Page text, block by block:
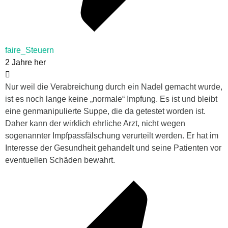
faire_Steuern
2 Jahre her
Nur weil die Verabreichung durch ein Nadel gemacht wurde,
ist es noch lange keine „normale“ Impfung. Es ist und bleibt
eine genmanipulierte Suppe, die da getestet worden ist.
Daher kann der wirklich ehrliche Arzt, nicht wegen
sogenannter Impfpassfälschung verurteilt werden. Er hat im
Interesse der Gesundheit gehandelt und seine Patienten vor
eventuellen Schäden bewahrt.